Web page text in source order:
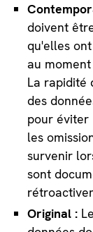
doivent
qu'elles
au
La rapidité
des
pour éviter
les
survenir
sont
Original :